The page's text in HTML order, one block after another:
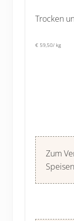
Trocken
€ 59,50/ kg
Zum
Speisen